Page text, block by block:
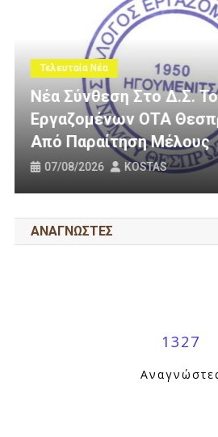
Τελευταία Νέα
3 Εκατομμύρια
Οδοποιία Στον
31/07/2026 KOSTAS
ΑΝΑΓΝΩΣΤΕΣ
1327